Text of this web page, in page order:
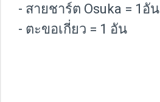
- สายชาร์ต Osuka = 1อัน
- ตะขอเกี่ยว = 1 อัน